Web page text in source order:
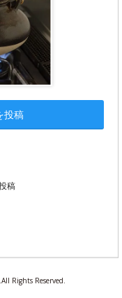
投稿
稿
Rights Reserved.